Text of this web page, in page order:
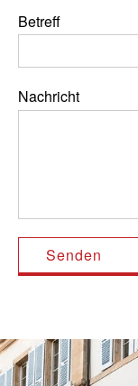
Betreff
Nachricht